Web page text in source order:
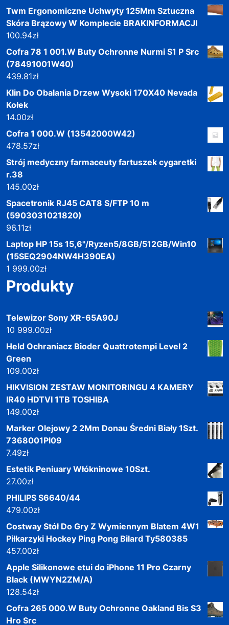
Twm Ergonomiczne Uchwyty 125Mm Sztuczna
Skóra Brązowy W Komplecie BRAKINFORMACJI
100.94zł
Cofra 78 1 001.W Buty Ochronne Nurmi S1 P Src
(78491001W40)
439.81zł
Klin Do Obalania Drzew Wysoki 170X40 Nevada
Kołek
14.00zł
Cofra 1 000.W (13542000W42)
478.57zł
Strój medyczny farmaceuty fartuszek cygaretki
r.38
145.00zł
Spacetronik RJ45 CAT8 S/FTP 10 m
(5903031021820)
96.11zł
Laptop HP 15s 15,6"/Ryzen5/8GB/512GB/Win10
(15SEQ2904NW4H390EA)
1 999.00zł
Produkty
Telewizor Sony XR-65A90J
10 999.00zł
Held Ochraniacz Bioder Quattrotempi Level 2
Green
109.00zł
HIKVISION ZESTAW MONITORINGU 4 KAMERY
IR40 HDTVI 1TB TOSHIBA
149.00zł
Marker Olejowy 2 2Mm Donau Średni Biały 1Szt.
7368001Pl09
7.49zł
Estetik Peniuary Włókninowe 10Szt.
27.00zł
PHILIPS S6640/44
479.00zł
Costway Stół Do Gry Z Wymiennym Blatem 4W1
Piłkarzyki Hockey Ping Pong Bilard Ty580385
457.00zł
Apple Silikonowe etui do iPhone 11 Pro Czarny
Black (MWYN2ZM/A)
128.54zł
Cofra 265 000.W Buty Ochronne Oakland Bis S3
Hro Src